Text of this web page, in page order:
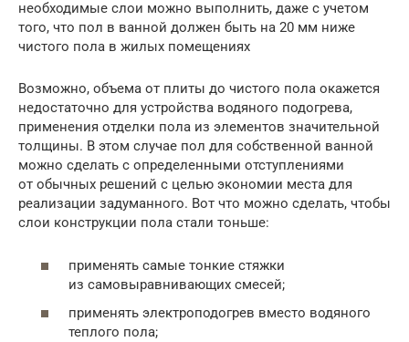
необходимые слои можно выполнить, даже с учетом
того, что пол в ванной должен быть на 20 мм ниже
чистого пола в жилых помещениях
Возможно, объема от плиты до чистого пола окажется
недостаточно для устройства водяного подогрева,
применения отделки пола из элементов значительной
толщины. В этом случае пол для собственной ванной
можно сделать с определенными отступлениями
от обычных решений с целью экономии места для
реализации задуманного. Вот что можно сделать, чтобы
слои конструкции пола стали тоньше:
применять самые тонкие стяжки
из самовыравнивающих смесей;
применять электроподогрев вместо водяного
теплого пола;